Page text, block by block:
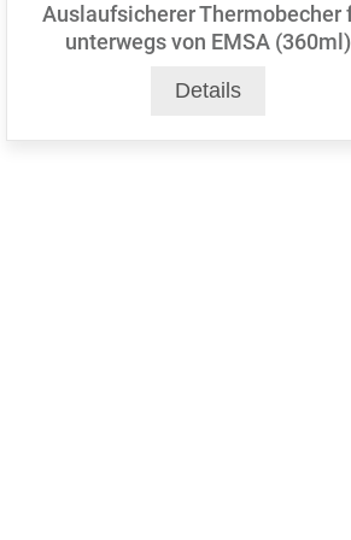
Auslaufsicherer Thermobecher
unterwegs von EMSA (360ml)
Details